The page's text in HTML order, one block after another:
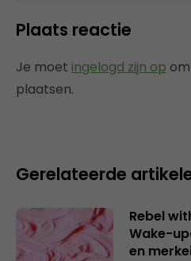
Plaats reactie
Je moet ingelogd zijn op
plaatsen.
Gerelateerde
Rebel
Wake-
en